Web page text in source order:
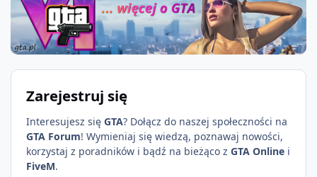
Zarejestruj się
Interesujesz się GTA? Dołącz do naszej społeczności na
GTA Forum! Wymieniaj się wiedzą, poznawaj nowości,
korzystaj z poradników i bądź na bieżąco z GTA Online i
FiveM.